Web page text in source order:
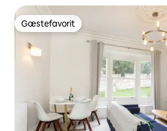
Gæstefavorit
Gæstefavorit